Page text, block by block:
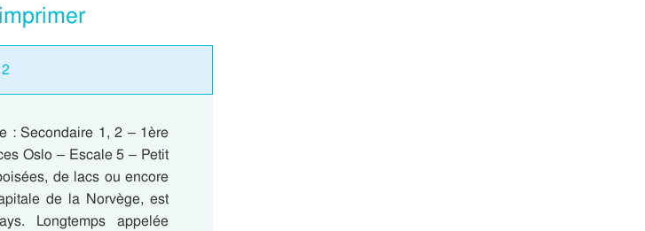
: Secondaire 1, 2 – 1ère
Oslo – Escale 5 – Petit
de lacs ou encore
de la Norvège, est
Longtemps appelée